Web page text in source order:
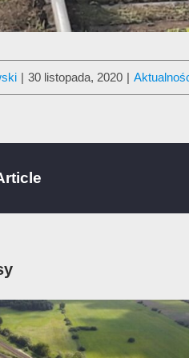
| 30 listopada, 2020 |